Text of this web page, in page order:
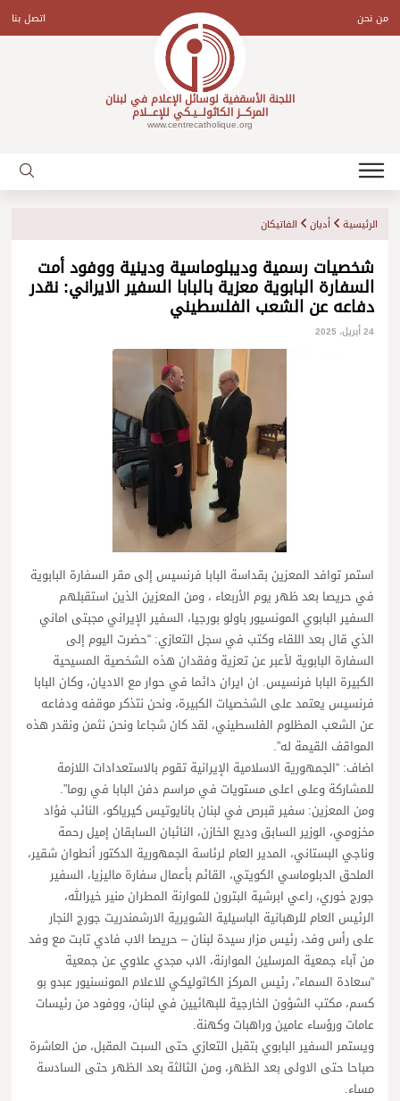
contentمن نحن اتصل بنا
اللجنة الأسقفية لوسائل الإعلام في لبنان
المركـــز الكاثولـــيـكي للإعـــلام
www.centrecatholique.org
الرئيسية أديان الفاتيكان
شخصيات رسمية وديبلوماسية ودينية ووفود أمت
السفارة البابوية معزية بالبابا السفير الايراني: نقدر
دفاعه عن الشعب الفلسطيني
24 أبريل، 2025
استمر توافد المعزين بقداسة البابا فرنسيس إلى مقر السفارة البابوية
في حريصا بعد ظهر يوم الأربعاء ، ومن المعزين الذين استقبلهم
السفير البابوي المونسيور باولو بورجيا، السفير الإيراني مجبتى اماني
الذي قال بعد اللقاء وكتب في سجل التعازي: “حضرت اليوم إلى
السفارة البابوية لأعبر عن تعزية وفقدان هذه الشخصية المسيحية
الكبيرة البابا فرنسيس. ان ايران دائما في حوار مع الاديان، وكان البابا
فرنسيس يعتمد على الشخصيات الكبيرة، ونحن نتذكر موقفه ودفاعه
عن الشعب المظلوم الفلسطيني، لقد كان شجاعا ونحن نثمن ونقدر هذه
المواقف القيمة له”.
اضاف: “الجمهورية الاسلامية الإيرانية تقوم بالاستعدادات اللازمة
للمشاركة وعلى اعلى مستويات في مراسم دفن البابا في روما”.
ومن المعزين: سفير قبرص في لبنان بانايوتيس كيرياكو، النائب فؤاد
مخزومي، الوزير السابق وديع الخازن، النائبان السابقان إميل رحمة
وناجي البستاني، المدير العام لرئاسة الجمهورية الدكتور أنطوان شقير،
الملحق الدبلوماسي الكويتي، القائم بأعمال سفارة ماليزيا، السفير
جورج خوري، راعي ابرشية البترون للموارنة المطران منير خيرالله،
الرئيس العام للرهبانية الباسيلية الشويرية الارشمندريت جورج النجار
على رأس وفد، رئيس مزار سيدة لبنان – حريصا الاب فادي تابت مع وفد
من آباء جمعية المرسلين الموارنة، الاب مجدي علاوي عن جمعية
“سعادة السماء”، رئيس المركز الكاثوليكي للاعلام المونسنيور عبدو بو
كسم، مكتب الشؤون الخارجية للبهائيين في لبنان، ووفود من رئيسات
عامات ورؤساء عامين وراهبات وكهنة.
ويستمر السفير البابوي بتقبل التعازي حتى السبت المقبل، من العاشرة
صباحا حتى الاولى بعد الظهر، ومن الثالثة بعد الظهر حتى السادسة
مساء.